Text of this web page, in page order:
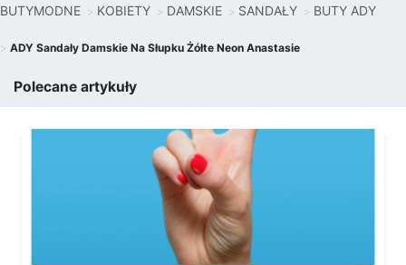
BUTYMODNE KOBIETY DAMSKIE SANDAŁY BUTY ADY
ADY Sandały Damskie Na Słupku Żółte Neon Anastasie
Polecane artykuły